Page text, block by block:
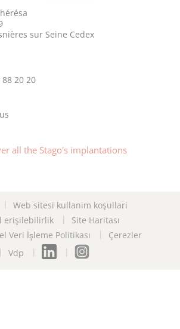
sur Seine Cedex
88 20 20
all the Stago's implantations
Web sitesi kullanim koşullari
erişilebilirlik
Site Haritası
Veri İşleme Politikası
Çerezler
Vdp